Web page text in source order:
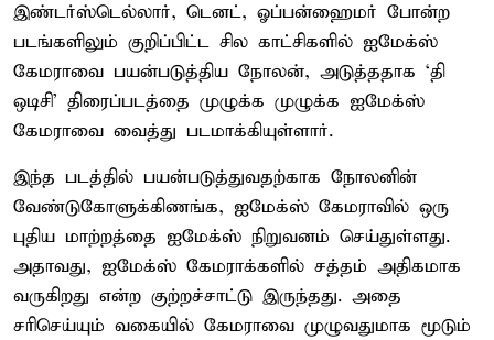
இண்டர்ஸ்டெல்லார், டெனட், ஓப்பன்ஹைமர் போன்ற
படங்களிலும் குறிப்பிட்ட சில காட்சிகளில் ஐமேக்ஸ்
கேமராவை பயன்படுத்திய நோலன், அடுத்ததாக ‘தி
ஒடிசி’ திரைப்படத்தை முழுக்க முழுக்க ஐமேக்ஸ்
கேமராவை வைத்து படமாக்கியுள்ளார்.
இந்த படத்தில் பயன்படுத்துவதற்காக நோலனின்
வேண்டுகோளுக்கிணங்க, ஐமேக்ஸ் கேமராவில் ஒரு
புதிய மாற்றத்தை ஐமேக்ஸ் நிறுவனம் செய்துள்ளது.
அதாவது, ஐமேக்ஸ் கேமராக்களில் சத்தம் அதிகமாக
வருகிறது என்ற குற்றச்சாட்டு இருந்தது. அதை
சரிசெய்யும் வகையில் கேமராவை முழுவதுமாக மூடும்